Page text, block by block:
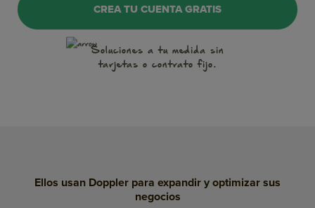
WhatsApp
Notificaciones Push
SMS Marketing
CREA TU CUENTA GRATIS
Soluciones a tu medida sin
tarjetas o contrato fijo.
Ellos usan Doppler para expandir y optimizar sus
negocios